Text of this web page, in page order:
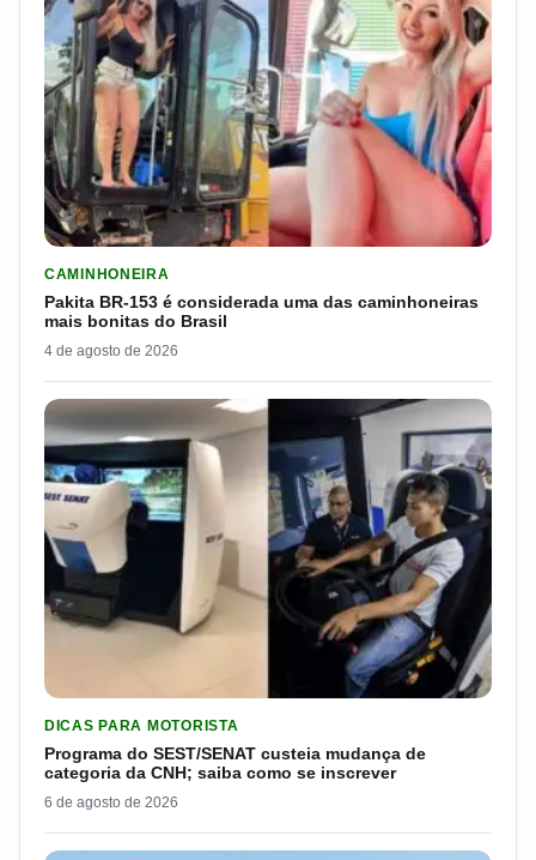
CAMINHONEIRA
Pakita BR-153 é considerada uma das caminhoneiras
mais bonitas do Brasil
4 de agosto de 2026
DICAS PARA MOTORISTA
Programa do SEST/SENAT custeia mudança de
categoria da CNH; saiba como se inscrever
6 de agosto de 2026